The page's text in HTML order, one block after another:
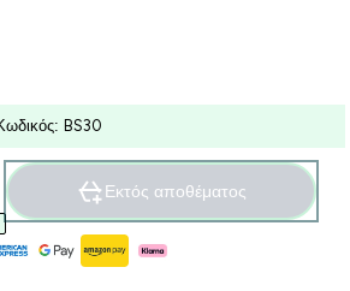
BS30
price
Εκτός αποθέματος